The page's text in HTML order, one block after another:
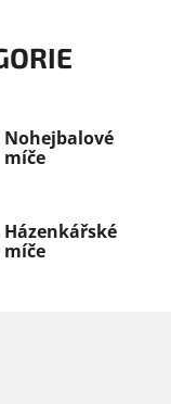
Nohejbalové
míče
Házenkářské
míče